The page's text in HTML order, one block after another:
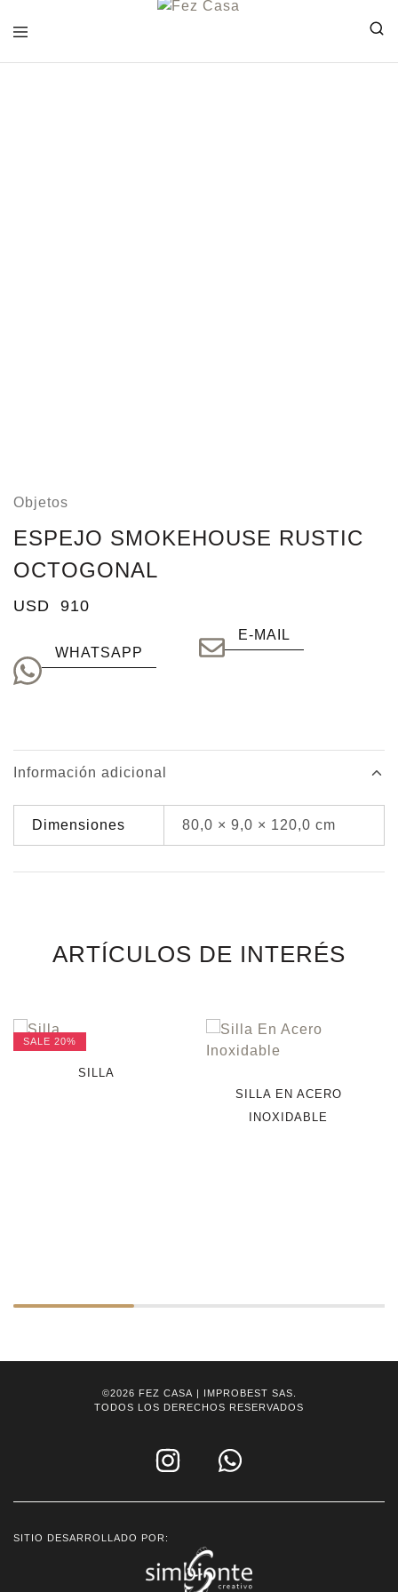
Objetos
ESPEJO SMOKEHOUSE RUSTIC
OCTOGONAL
USD 910
WHATSAPP
E-MAIL
Información adicional
Dimensiones 80,0 × 9,0 × 120,0 cm
ARTÍCULOS DE INTERÉS
SALE 20%
SILLA
SILLA EN ACERO
INOXIDABLE
©2026 FEZ CASA | IMPROBEST SAS.
TODOS LOS DERECHOS RESERVADOS
SITIO DESARROLLADO POR: